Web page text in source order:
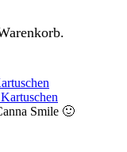
Smile 🙂